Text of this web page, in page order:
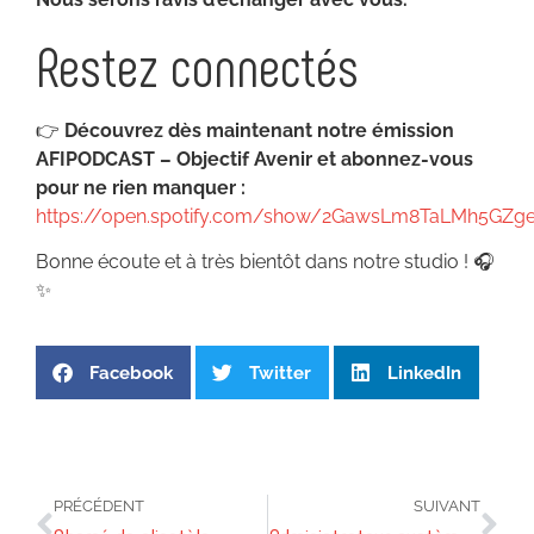
Restez connectés
👉 Découvrez dès maintenant notre émission
AFIPODCAST – Objectif Avenir et abonnez-vous
pour ne rien manquer :
https://open.spotify.com/show/
Bonne écoute et à très bientôt dans notre studio ! 🎧
✨
Facebook Twitter LinkedIn
PRÉCÉDENT SUIVANT